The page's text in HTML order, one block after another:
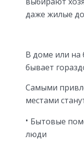
даже жилые
В доме или на
бывает
Самыми
местами
Бытовые
люди